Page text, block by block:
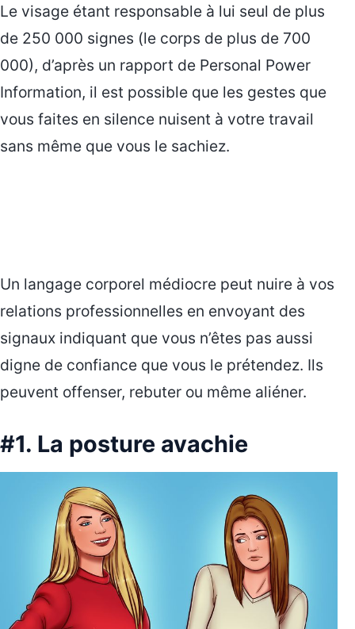
Le visage étant responsable à lui seul de plus
de 250 000 signes (le corps de plus de 700
000), d’après un rapport de Personal Power
Information, il est possible que les gestes que
vous faites en silence nuisent à votre travail
sans même que vous le sachiez.
Un langage corporel médiocre peut nuire à vos
relations professionnelles en envoyant des
signaux indiquant que vous n’êtes pas aussi
digne de confiance que vous le prétendez. Ils
peuvent offenser, rebuter ou même aliéner.
#1. La posture avachie